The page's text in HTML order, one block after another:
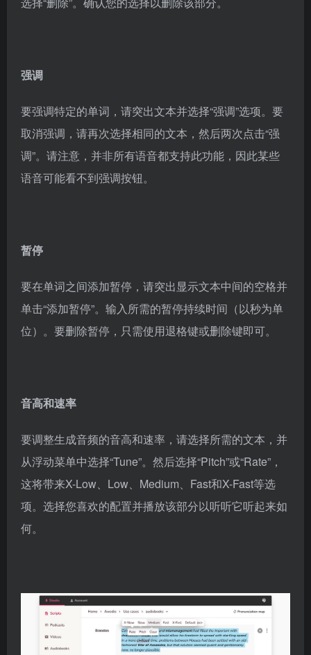
强调
要强调特定的单词，请突出文本并选择“强调”选项。要
取消强调，请再次选择相同的文本，然后两次点击“强
调”。请注意，并非所有语音都支持此功能，因此某些
语音可能看不到强调按钮。
暂停
要在单词之间添加暂停，请突出显示文本中间的空格并
单击“添加暂停”。输入所需的暂停持续时间（以秒为单
位）。要删除暂停，只需使用退格键或删除键即可。
音高和速率
要调整生成音频的音高和速率，请选择所需的文本，并
从浮动菜单中选择“Tune”。然后选择“Pitch”或“Rate”，
这将带来X-Low、Low、Medium、Fast和X-Fast等选
项。选择您喜欢的配置并播放该部分以听听它听起来如
何。